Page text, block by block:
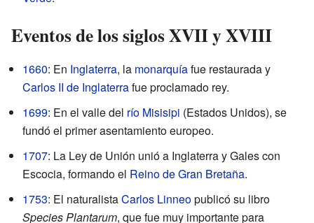
Eventos de los siglos XVII y XVIII
1660: En Inglaterra, la monarquíafue restaurada y
Carlos II de Inglaterrafue proclamado rey.
1699: En el valle del río Misisipi (Estados Unidos), se
fundó el primer asentamiento europeo.
1707: La Ley de Unión unió a Inglaterra y Gales con
Escocia, formando el Reino de Gran Bretaña.
1753: El naturalistaCarlos Linneopublicó su libro
Species Plantarum, que fue muy importante para